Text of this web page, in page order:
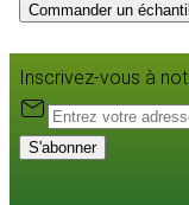
Commander un
Inscrivez-vous à
S'abonner